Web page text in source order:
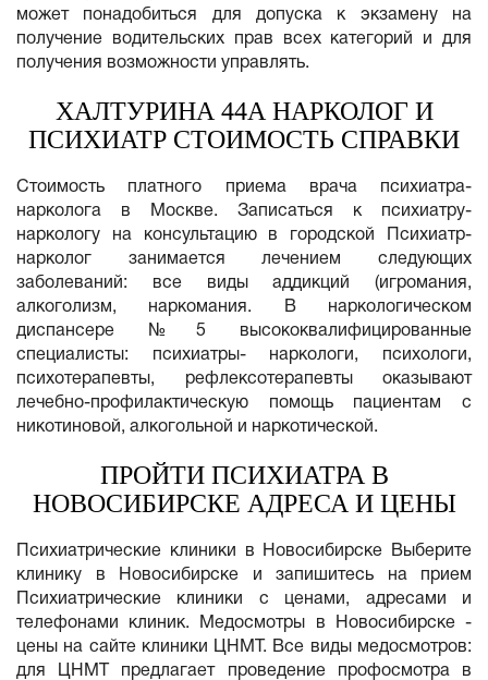
может понадобиться для допуска к экзамену на
получение водительских прав всех категорий и для
получения возможности управлять.
ХАЛТУРИНА 44А НАРКОЛОГ И
ПСИХИАТР СТОИМОСТЬ СПРАВКИ
Стоимость платного приема врача психиатра-
нарколога в Москве. Записаться к психиатру-
наркологу на консультацию в городской Психиатр-
нарколог занимается лечением следующих
заболеваний: все виды аддикций (игромания,
алкоголизм, наркомания. В наркологическом
диспансере №5 высококвалифицированные
специалисты: психиатры- наркологи, психологи,
психотерапевты, рефлексотерапевты оказывают
лечебно-профилактическую помощь пациентам с
никотиновой, алкогольной и наркотической.
ПРОЙТИ ПСИХИАТРА В
НОВОСИБИРСКЕ АДРЕСА И ЦЕНЫ
Психиатрические клиники в Новосибирске Выберите
клинику в Новосибирске и запишитесь на прием
Психиатрические клиники с ценами, адресами и
телефонами клиник. Медосмотры в Новосибирске -
цены на сайте клиники ЦНМТ. Все виды медосмотров:
для ЦНМТ предлагает проведение профосмотра в